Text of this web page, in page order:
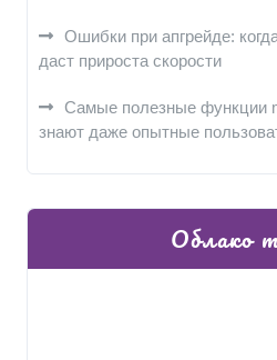
Ошибки при апгрейде:
даст прироста скорости
Самые полезные функции
знают даже опытные
Облако